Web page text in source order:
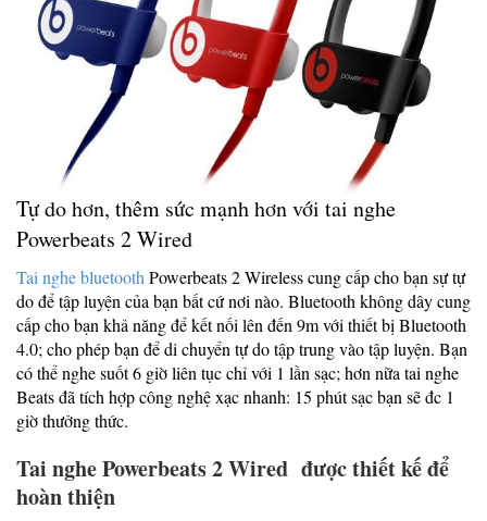
Tự do hơn, thêm sức mạnh hơn với tai nghe
Powerbeats 2 Wired
Tai nghe bluetooth Powerbeats 2 Wireless cung cấp cho bạn sự tự
do để tập luyện của bạn bất cứ nơi nào. Bluetooth không dây cung
cấp cho bạn khả năng để kết nối lên đến 9m với thiết bị Bluetooth
4.0; cho phép bạn để di chuyển tự do tập trung vào tập luyện. Bạn
có thể nghe suốt 6 giờ liên tục chỉ với 1 lần sạc; hơn nữa tai nghe
Beats đã tích hợp công nghệ xạc nhanh: 15 phút sạc bạn sẽ đc 1
giờ thưởng thức.
Tai nghe Powerbeats 2 Wired được thiết kế để
hoàn thiện